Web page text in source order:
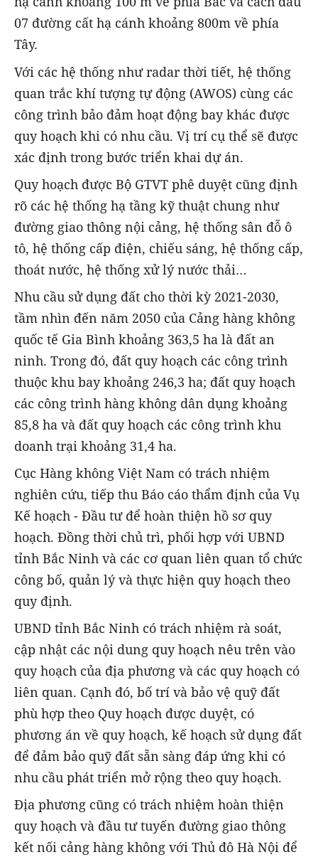
07 đường cất hạ cánh khoảng 800m về phía
Tây.
Với các hệ thống như radar thời tiết, hệ thống
quan trắc khí tượng tự động (AWOS) cùng các
công trình bảo đảm hoạt động bay khác được
quy hoạch khi có nhu cầu. Vị trí cụ thể sẽ được
xác định trong bước triển khai dự án.
Quy hoạch được Bộ GTVT phê duyệt cũng định
rõ các hệ thống hạ tầng kỹ thuật chung như
đường giao thông nội cảng, hệ thống sân đỗ ô
tô, hệ thống cấp điện, chiếu sáng, hệ thống cấp,
thoát nước, hệ thống xử lý nước thải…
Nhu cầu sử dụng đất cho thời kỳ 2021-2030,
tầm nhìn đến năm 2050 của Cảng hàng không
quốc tế Gia Bình khoảng 363,5 ha là đất an
ninh. Trong đó, đất quy hoạch các công trình
thuộc khu bay khoảng 246,3 ha; đất quy hoạch
các công trình hàng không dân dụng khoảng
85,8 ha và đất quy hoạch các công trình khu
doanh trại khoảng 31,4 ha.
Cục Hàng không Việt Nam có trách nhiệm
nghiên cứu, tiếp thu Báo cáo thẩm định của Vụ
Kế hoạch - Đầu tư để hoàn thiện hồ sơ quy
hoạch. Đồng thời chủ trì, phối hợp với UBND
tỉnh Bắc Ninh và các cơ quan liên quan tổ chức
công bố, quản lý và thực hiện quy hoạch theo
quy định.
UBND tỉnh Bắc Ninh có trách nhiệm rà soát,
cập nhật các nội dung quy hoạch nêu trên vào
quy hoạch của địa phương và các quy hoạch có
liên quan. Cạnh đó, bố trí và bảo vệ quỹ đất
phù hợp theo Quy hoạch được duyệt, có
phương án về quy hoạch, kế hoạch sử dụng đất
để đảm bảo quỹ đất sẵn sàng đáp ứng khi có
nhu cầu phát triển mở rộng theo quy hoạch.
Địa phương cũng có trách nhiệm hoàn thiện
quy hoạch và đầu tư tuyến đường giao thông
kết nối cảng hàng không với Thủ đô Hà Nội để